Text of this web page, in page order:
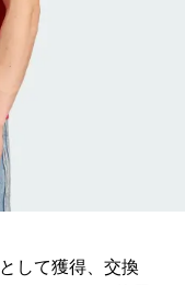
して獲得、交換